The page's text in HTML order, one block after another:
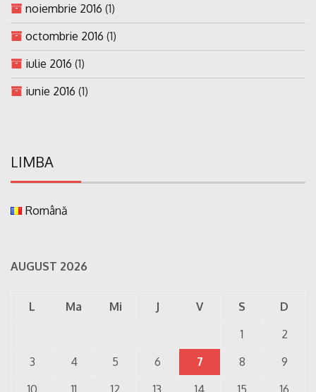
noiembrie 2016 (1)
octombrie 2016 (1)
iulie 2016 (1)
iunie 2016 (1)
LIMBA
Română
AUGUST 2026
L Ma Mi J V S
D
1
2
3
4 5 6 7 8
9